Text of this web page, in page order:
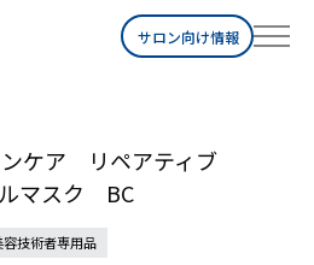
サロン向け情報
ケア リペアティブ
マスク BC
容技術者専用品